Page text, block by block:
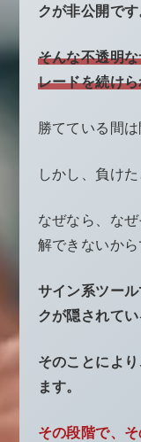
クが非公開です
そんな不透明
レードを続け
勝てている間
しかし、負け
なぜなら、な
解できないから
サイン系ツー
クが隠されてい
そのことによ
ます。
その段階で、